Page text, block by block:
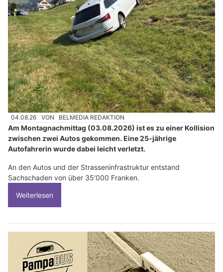
04.08.26 VON BELMEDIA REDAKTION
Am Montagnachmittag (03.08.2026) ist es zu einer Kollision
zwischen zwei Autos gekommen. Eine 25-jährige
Autofahrerin wurde dabei leicht verletzt.
An den Autos und der Strasseninfrastruktur entstand
Sachschaden von über 35'000 Franken.
Weiterlesen